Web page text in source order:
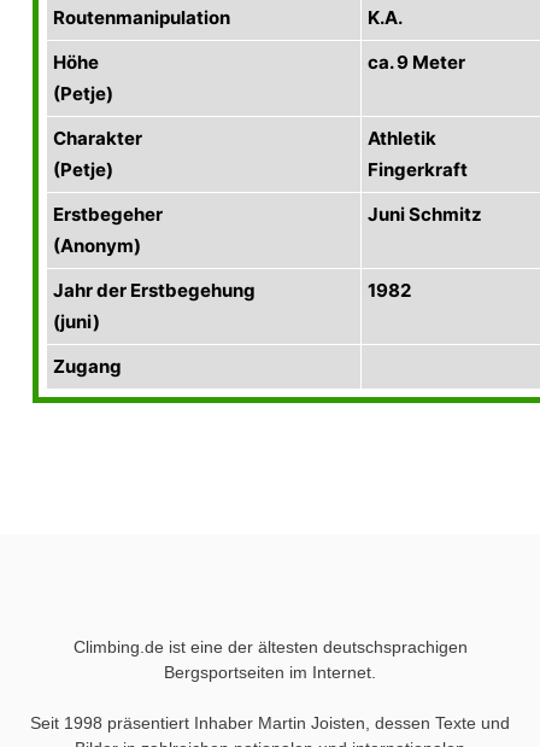
Routenmanipulation
K.A.
Höhe
(Petje)
ca. 9 Meter
Charakter
(Petje)
Athletik
Fingerkraft
Erstbegeher
(Anonym)
Juni Schmitz
Jahr der Erstbegehung
(juni)
1982
Zugang
Climbing.de ist eine der ältesten deutschsprachigen
Bergsportseiten im Internet.
Seit 1998 präsentiert Inhaber Martin Joisten, dessen Texte und